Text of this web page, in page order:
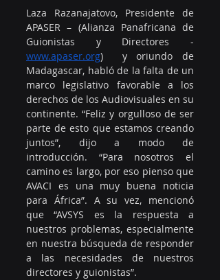
Laza Razanajatovo, Presidente de
APASER – (Alianza Panafricana de
www.apaser.org)  y oriundo de
Madagascar, habló de la falta de un
marco legislativo favorable a los
derechos de los Audiovisuales en su
continente. “Feliz y orgulloso de ser
parte de esto que estamos creando
juntos”, dijo a modo de
introducción. “Para nosotros el
camino es largo, por eso pienso que
AVACI es una muy buena noticia
para África”. A su vez, mencionó
que “AVSYS es la respuesta a
nuestros problemas, especialmente
en nuestra búsqueda de responder
a las necesidades de nuestros
directores y guionistas”.